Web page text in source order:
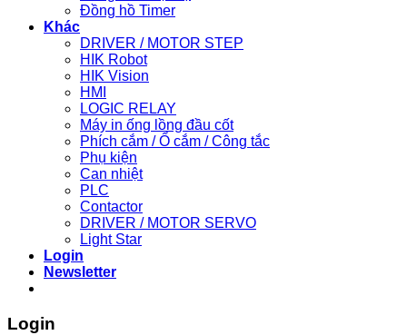
Đồng hồ Timer
Khác
DRIVER / MOTOR STEP
HIK Robot
HIK Vision
HMI
LOGIC RELAY
Máy in ống lồng đầu cốt
Phích cắm / Ổ cắm / Công tắc
Phụ kiện
Can nhiệt
PLC
Contactor
DRIVER / MOTOR SERVO
Light Star
Login
Newsletter
Login